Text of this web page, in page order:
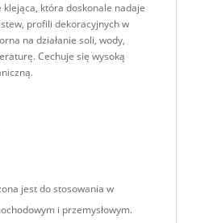
która doskonale nadaje
profili dekoracyjnych w
na działanie soli, wody,
Cechuje się wysoką
jest do stosowania w
i przemysłowym.